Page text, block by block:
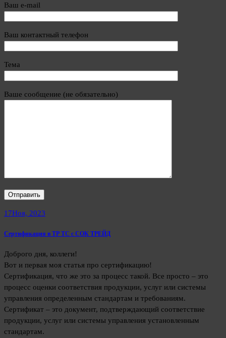
Ваш e-mail
Ваш контактный телефон
Тема
Ваше сообщение (не обязательно)
17Ноя, 2023
Сертификация в ТР ТС с СОК ТРЕЙД
Доброго дня, коллеги!
Вот и первая моя статья про сертификацию!
Сертификация, что же это за процесс такой. Все просто – это
процесс оценки соответствия продукции, услуг или системы
управления определенным стандартам и требованиям.
Сертификат – это документ, подтверждающий соответствие
продукции, услуг или системы управления установленным
стандартам.